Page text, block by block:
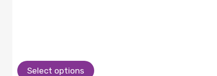
Select options